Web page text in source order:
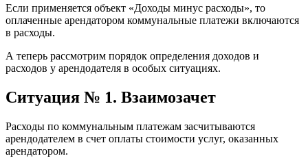
Если применяется объект «Доходы минус расходы», то
оплаченные арендатором коммунальные платежи включаются
в расходы.
А теперь рассмотрим порядок определения доходов и
расходов у арендодателя в особых ситуациях.
Ситуация № 1. Взаимозачет
Расходы по коммунальным платежам засчитываются
арендодателем в счет оплаты стоимости услуг, оказанных
арендатором.